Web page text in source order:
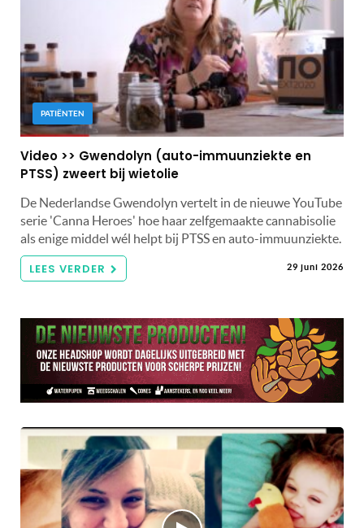
PATIËNTEN
Video >> Gwendolyn (auto-immuunziekte en
PTSS) zweert bij wietolie
De Nederlandse Gwendolyn vertelt in de nieuwe YouTube
serie 'Canna Heroes' hoe haar zelfgemaakte cannabisolie
als enige middel wél helpt bij PTSS en auto-immuunziekte.
LEES VERDER 29 juni 2026